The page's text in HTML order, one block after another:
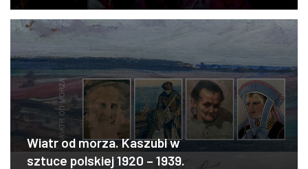
Wiatr od morza. Kaszubi w
sztuce polskiej 1920 – 1939.